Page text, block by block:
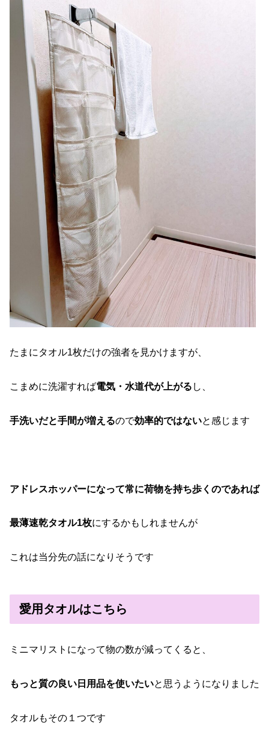
たまにタオル1枚だけの強者を見かけますが、
こまめに洗濯すれば電気・水道代が上がる し、
手洗いだと手間が増えるので効率的ではないと感じます
アドレスホッパーになって常に荷物を持ち歩くのであれば
最薄速乾タオル1枚にするかもしれませんが
これは当分先の話になりそうです
愛用タオルはこちら
ミニマリストになって物の数が減ってくると、
もっと質の良い日用品を使いたいと思うようになりました
タオルもその１つです